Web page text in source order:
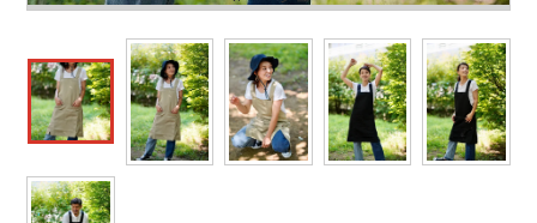
安全保護具
レインウェア・カッパ
ヤッケ
作業用ポロシャツランキング
作業用手袋ランキング
レインウェアランキング
GUSH FORCE CUP
GDジャパン カーシーカシマ
シンメン
運送・倉庫作業服
清掃・ビルメンテ作業服
夜間・高視認性安全服